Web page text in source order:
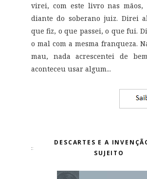
virei, com este livro nas mãos,
diante do soberano juiz. Direi
que fiz, o que passei, o que fui.
o mal com a mesma franqueza.
mau, nada acrescentei de
aconteceu usar algum...
DESCARTES E A
SUJEITO